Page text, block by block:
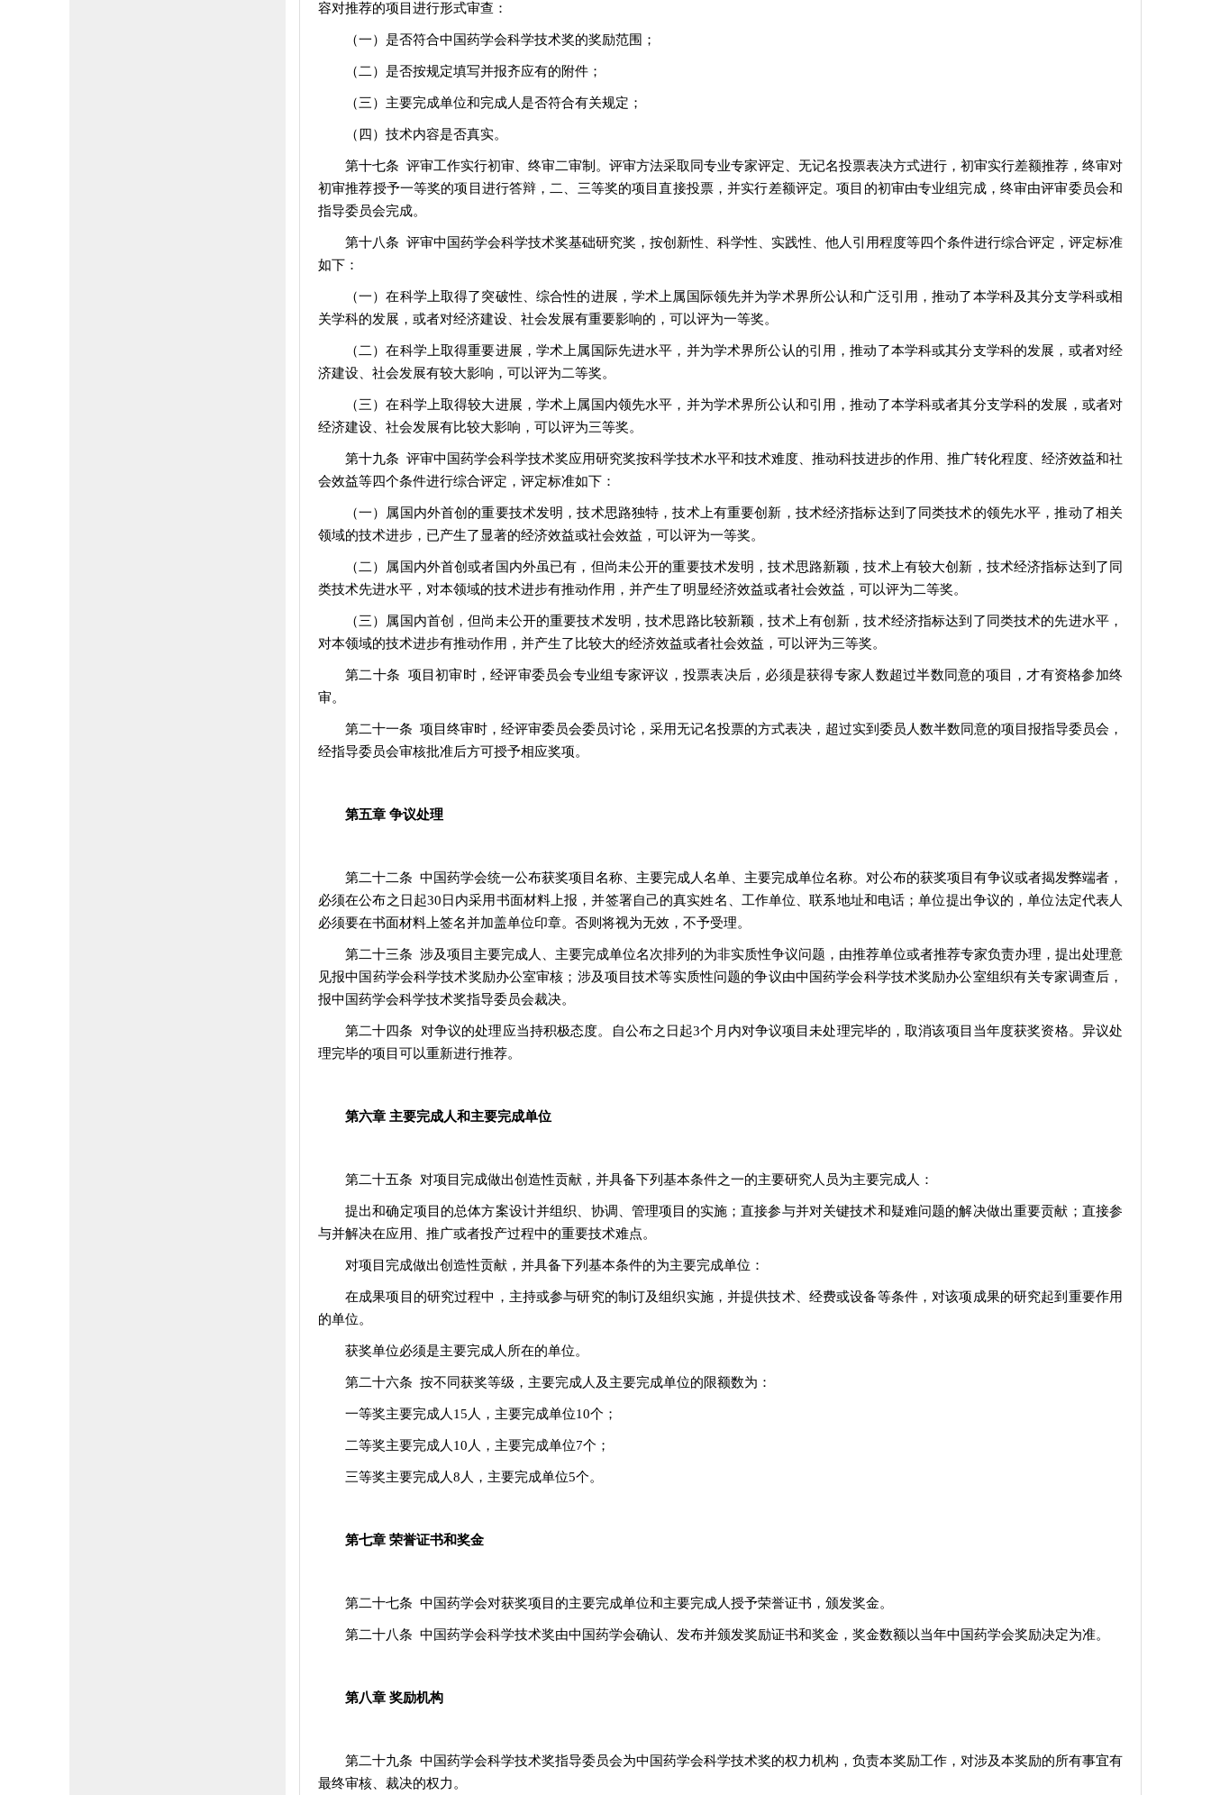
容对推荐的项目进行形式审查：
（一）是否符合中国药学会科学技术奖的奖励范围；
（二）是否按规定填写并报齐应有的附件；
（三）主要完成单位和完成人是否符合有关规定；
（四）技术内容是否真实。
第十七条 评审工作实行初审、终审二审制。评审方法采取同专业专家评定、无记名投票表决方式进行，初审实行差额推荐，终审对
初审推荐授予一等奖的项目进行答辩，二、三等奖的项目直接投票，并实行差额评定。项目的初审由专业组完成，终审由评审委员会和
指导委员会完成。
第十八条 评审中国药学会科学技术奖基础研究奖，按创新性、科学性、实践性、他人引用程度等四个条件进行综合评定，评定标准
如下：
（一）在科学上取得了突破性、综合性的进展，学术上属国际领先并为学术界所公认和广泛引用，推动了本学科及其分支学科或相
关学科的发展，或者对经济建设、社会发展有重要影响的，可以评为一等奖。
（二）在科学上取得重要进展，学术上属国际先进水平，并为学术界所公认的引用，推动了本学科或其分支学科的发展，或者对经
济建设、社会发展有较大影响，可以评为二等奖。
（三）在科学上取得较大进展，学术上属国内领先水平，并为学术界所公认和引用，推动了本学科或者其分支学科的发展，或者对
经济建设、社会发展有比较大影响，可以评为三等奖。
第十九条 评审中国药学会科学技术奖应用研究奖按科学技术水平和技术难度、推动科技进步的作用、推广转化程度、经济效益和社
会效益等四个条件进行综合评定，评定标准如下：
（一）属国内外首创的重要技术发明，技术思路独特，技术上有重要创新，技术经济指标达到了同类技术的领先水平，推动了相关
领域的技术进步，已产生了显著的经济效益或社会效益，可以评为一等奖。
（二）属国内外首创或者国内外虽已有，但尚未公开的重要技术发明，技术思路新颖，技术上有较大创新，技术经济指标达到了同
类技术先进水平，对本领域的技术进步有推动作用，并产生了明显经济效益或者社会效益，可以评为二等奖。
（三）属国内首创，但尚未公开的重要技术发明，技术思路比较新颖，技术上有创新，技术经济指标达到了同类技术的先进水平，
对本领域的技术进步有推动作用，并产生了比较大的经济效益或者社会效益，可以评为三等奖。
第二十条 项目初审时，经评审委员会专业组专家评议，投票表决后，必须是获得专家人数超过半数同意的项目，才有资格参加终
审。
第二十一条 项目终审时，经评审委员会委员讨论，采用无记名投票的方式表决，超过实到委员人数半数同意的项目报指导委员会，
经指导委员会审核批准后方可授予相应奖项。
第五章 争议处理
第二十二条 中国药学会统一公布获奖项目名称、主要完成人名单、主要完成单位名称。对公布的获奖项目有争议或者揭发弊端者，
必须在公布之日起30日内采用书面材料上报，并签署自己的真实姓名、工作单位、联系地址和电话；单位提出争议的，单位法定代表人
必须要在书面材料上签名并加盖单位印章。否则将视为无效，不予受理。
第二十三条 涉及项目主要完成人、主要完成单位名次排列的为非实质性争议问题，由推荐单位或者推荐专家负责办理，提出处理意
见报中国药学会科学技术奖励办公室审核；涉及项目技术等实质性问题的争议由中国药学会科学技术奖励办公室组织有关专家调查后，
报中国药学会科学技术奖指导委员会裁决。
第二十四条 对争议的处理应当持积极态度。自公布之日起3个月内对争议项目未处理完毕的，取消该项目当年度获奖资格。异议处
理完毕的项目可以重新进行推荐。
第六章 主要完成人和主要完成单位
第二十五条 对项目完成做出创造性贡献，并具备下列基本条件之一的主要研究人员为主要完成人：
提出和确定项目的总体方案设计并组织、协调、管理项目的实施；直接参与并对关键技术和疑难问题的解决做出重要贡献；直接参
与并解决在应用、推广或者投产过程中的重要技术难点。
对项目完成做出创造性贡献，并具备下列基本条件的为主要完成单位：
在成果项目的研究过程中，主持或参与研究的制订及组织实施，并提供技术、经费或设备等条件，对该项成果的研究起到重要作用
的单位。
获奖单位必须是主要完成人所在的单位。
第二十六条 按不同获奖等级，主要完成人及主要完成单位的限额数为：
一等奖主要完成人15人，主要完成单位10个；
二等奖主要完成人10人，主要完成单位7个；
三等奖主要完成人8人，主要完成单位5个。
第七章 荣誉证书和奖金
第二十七条 中国药学会对获奖项目的主要完成单位和主要完成人授予荣誉证书，颁发奖金。
第二十八条 中国药学会科学技术奖由中国药学会确认、发布并颁发奖励证书和奖金，奖金数额以当年中国药学会奖励决定为准。
第八章 奖励机构
第二十九条 中国药学会科学技术奖指导委员会为中国药学会科学技术奖的权力机构，负责本奖励工作，对涉及本奖励的所有事宜有
最终审核、裁决的权力。